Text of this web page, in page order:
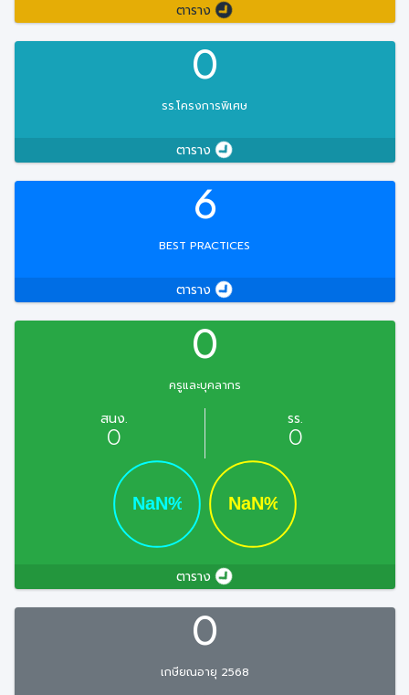
ตาราง
0
รร.โครงการพิเศษ
ตาราง
6
BEST PRACTICES
ตาราง
0
ครูและบุคลากร
สนง.
0
รร.
0
ตาราง
0
เกษียณอายุ 2568